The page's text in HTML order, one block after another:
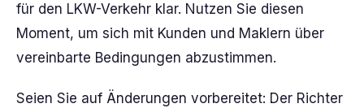
für den LKW-Verkehr klar. Nutzen Sie diesen
Moment, um sich mit Kunden und Maklern über
vereinbarte Bedingungen abzustimmen.
Seien Sie auf Änderungen vorbereitet: Der Richter